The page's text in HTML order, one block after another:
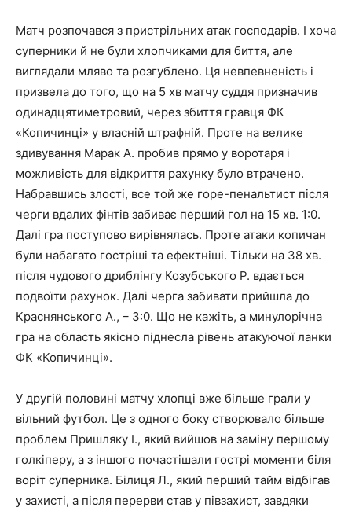
Матч розпочався з пристрільних атак господарів. І хоча
суперники й не були хлопчиками для биття, але
виглядали мляво та розгублено. Ця невпевненість і
призвела до того, що на 5 хв матчу суддя призначив
одинадцятиметровий, через збиття гравця ФК
«Копичинці» у власній штрафній. Проте на велике
здивування Марак А. пробив прямо у воротаря і
можливість для відкриття рахунку було втрачено.
Набравшись злості, все той же горе-пенальтист після
черги вдалих фінтів забиває перший гол на 15 хв. 1:0.
Далі гра поступово вирівнялась. Проте атаки копичан
були набагато гостріші та ефектніші. Тільки на 38 хв.
після чудового дриблінгу Козубського Р. вдається
подвоїти рахунок. Далі черга забивати прийшла до
Краснянського А., – 3:0. Що не кажіть, а минулорічна
гра на область якісно піднесла рівень атакуючої ланки
ФК «Копичинці».
У другій половині матчу хлопці вже більше грали у
вільний футбол. Це з одного боку створювало більше
проблем Пришляку І., який вийшов на заміну першому
голкіперу, а з іншого почастішали гострі моменти біля
воріт суперника. Білиця Л., який перший тайм відбігав
у захисті, а після перерви став у півзахист, завдяки